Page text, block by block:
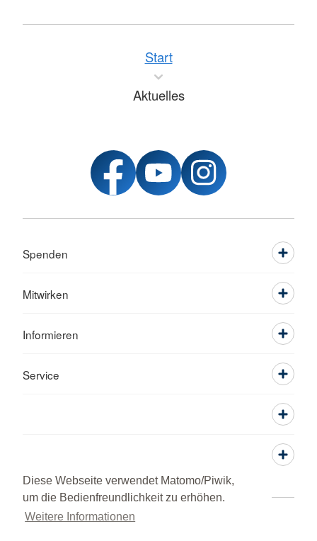
Diese Webseite verwendet Matomo/Piwik,
um die Bedienfreundlichkeit zu erhöhen.
Weitere Informationen
Start
Aktuelles
Spenden
Mitwirken
Informieren
Service
Adressen Kontakt Sitemap